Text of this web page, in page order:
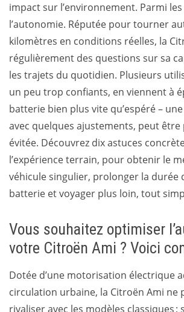
impact sur l’environnement. Parmi
l’autonomie. Réputée pour tourner
kilomètres en conditions réelles, la
régulièrement des questions sur sa
les trajets du quotidien. Plusieurs
un peu trop confiants, en viennent à
batterie bien plus vite qu’espéré –
avec quelques ajustements, peut
évitée. Découvrez dix astuces
l’expérience terrain, pour obtenir le
véhicule singulier, prolonger la durée
batterie et voyager plus loin, tout
Vous souhaitez optimiser
votre Citroën Ami ? Voici
Dotée d’une motorisation électrique
circulation urbaine, la Citroën Ami ne
rivaliser avec les modèles classiques ;